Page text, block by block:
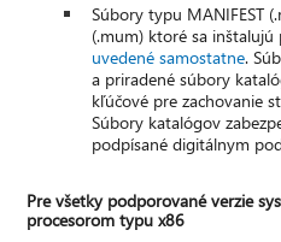
Súbory typu MANIFEST
(.mum) ktoré sa
uvedené samostatne.
a priradené súbory
kľúčové pre zachovanie
Súbory katalógov
podpísané digitálnym
Pre všetky podporované verzie
procesorom typu x86